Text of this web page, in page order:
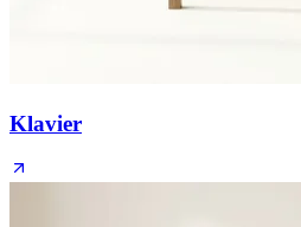
Klavier